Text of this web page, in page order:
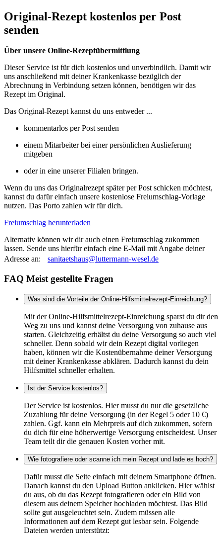
Original-Rezept kostenlos per Post
senden
Über unsere Online-Rezeptübermittlung
Dieser Service ist für dich kostenlos und unverbindlich. Damit wir
uns anschließend mit deiner Krankenkasse bezüglich der
Abrechnung in Verbindung setzen können, benötigen wir das
Rezept im Original.
Das Original-Rezept kannst du uns entweder ...
kommentarlos per Post senden
einem Mitarbeiter bei einer persönlichen Auslieferung
mitgeben
oder in eine unserer Filialen bringen.
Wenn du uns das Originalrezept später per Post schicken möchtest,
kannst du dafür einfach unsere kostenlose Freiumschlag-Vorlage
nutzen. Das Porto zahlen wir für dich.
Freiumschlag herunterladen
Alternativ können wir dir auch einen Freiumschlag zukommen
lassen. Sende uns hierfür einfach eine E-Mail mit Angabe deiner
Adresse an: sanitaetshaus@luttermann-wesel.de
FAQ Meist gestellte Fragen
Was sind die Vorteile der Online-Hilfsmittelrezept-Einreichung?
Mit der Online-Hilfsmittelrezept-Einreichung sparst du dir den
Weg zu uns und kannst deine Versorgung von zuhause aus
starten. Gleichzeitig erhältst du deine Versorgung so auch viel
schneller. Denn sobald wir dein Rezept digital vorliegen
haben, können wir die Kostenübernahme deiner Versorgung
mit deiner Krankenkasse abklären. Dadurch kannst du dein
Hilfsmittel schneller erhalten.
Ist der Service kostenlos?
Der Service ist kostenlos. Hier musst du nur die gesetzliche
Zuzahlung für deine Versorgung (in der Regel 5 oder 10 €)
zahlen. Ggf. kann ein Mehrpreis auf dich zukommen, sofern
du dich für eine höherwertige Versorgung entscheidest. Unser
Team teilt dir die genauen Kosten vorher mit.
Wie fotografiere oder scanne ich mein Rezept und lade es hoch?
Dafür musst die Seite einfach mit deinem Smartphone öffnen.
Danach kannst du den Upload Button anklicken. Hier wählst
du aus, ob du das Rezept fotografieren oder ein Bild von
diesem aus deinem Speicher hochladen möchtest. Das Bild
sollte gut ausgeleuchtet sein. Zudem müssen alle
Informationen auf dem Rezept gut lesbar sein. Folgende
Dateien werden unterstützt: